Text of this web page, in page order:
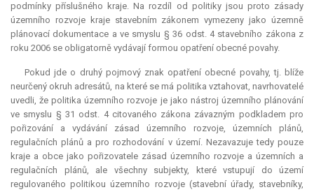
podmínky příslušného kraje. Na rozdíl od politiky jsou proto zásady
územního rozvoje kraje stavebním zákonem vymezeny jako územně
plánovací dokumentace a ve smyslu § 36 odst. 4 stavebního zákona z
roku 2006 se obligatorně vydávají formou opatření obecné povahy.
Pokud jde o druhý pojmový znak opatření obecné povahy, tj. blíže
neurčený okruh adresátů, na které se má politika vztahovat, navrhovatelé
uvedli, že politika územního rozvoje je jako nástroj územního plánování
ve smyslu § 31 odst. 4 citovaného zákona závazným podkladem pro
pořizování a vydávání zásad územního rozvoje, územních plánů,
regulačních plánů a pro rozhodování v území. Nezavazuje tedy pouze
kraje a obce jako pořizovatele zásad územního rozvoje a územních a
regulačních plánů, ale všechny subjekty, které vstupují do území
regulovaného politikou územního rozvoje (stavební úřady, stavebníky,